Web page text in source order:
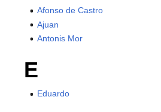
Afonso de Castro
Ajuan
Antonis Mor
E
Eduardo